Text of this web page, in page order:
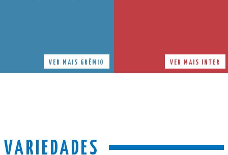
VER MAIS GRÊMIO VER MAIS INTER
VARIEDADES